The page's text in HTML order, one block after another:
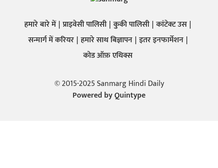
हमारे बारे में प्राइवेसी पालिसी कुकी पालिसी कांटेक्ट उस
सन्मार्ग में करियर हमारे साथ बिज्ञापन इतर इनफार्मेशन
कोड ऑफ़ एथिक्स
© 2015-2025 Sanmarg Hindi Daily
Powered byQuintype